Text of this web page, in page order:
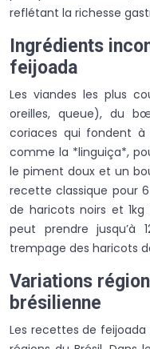
reflétant la richesse
Ingrédients
feijoada
Les viandes les plus
oreilles, queue), du
coriaces qui fondent à
comme la *linguiça*,
le piment doux et un
recette classique pour
de haricots noirs et 1kg
peut prendre jusqu’à
trempage des haricots
Variations
brésilienne
Les recettes de